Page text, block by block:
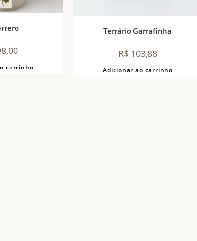
carrinho
Terrário Garrafinha
R$ 103,88
Adicionar ao carrinho